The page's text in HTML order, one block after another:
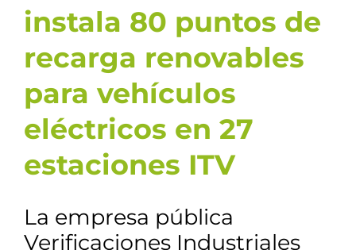
instala 80 puntos de
recarga renovables
para vehículos
eléctricos en 27
estaciones ITV
La empresa pública
Verificaciones Industriales